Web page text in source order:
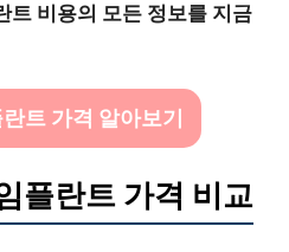
트 비용의 모든 정보를 지금
트 가격 알아보기
플란트 가격 비교